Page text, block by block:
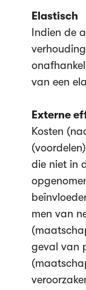
Elastisch
Indien de
van een
Externe
Kosten
die niet in
men van
geval van